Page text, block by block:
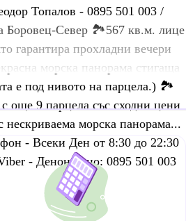
Топалов - 0895 501 003 /
Боровец-Север 🏞️567 кв.м. лице
гарантира прохладни вечери
морска панорама стигаща
е под нивото на парцела.) 🏞️
още 9 парцела със сходни цени
нескриваема морска панорама...
- Всеки Ден от 8:30 до 22:30
- Денонощно: 0895 501 003